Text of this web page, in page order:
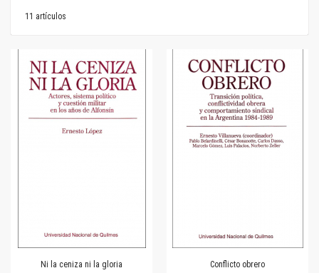
11 artículos
Ni la ceniza ni la gloria
Conflicto obrero